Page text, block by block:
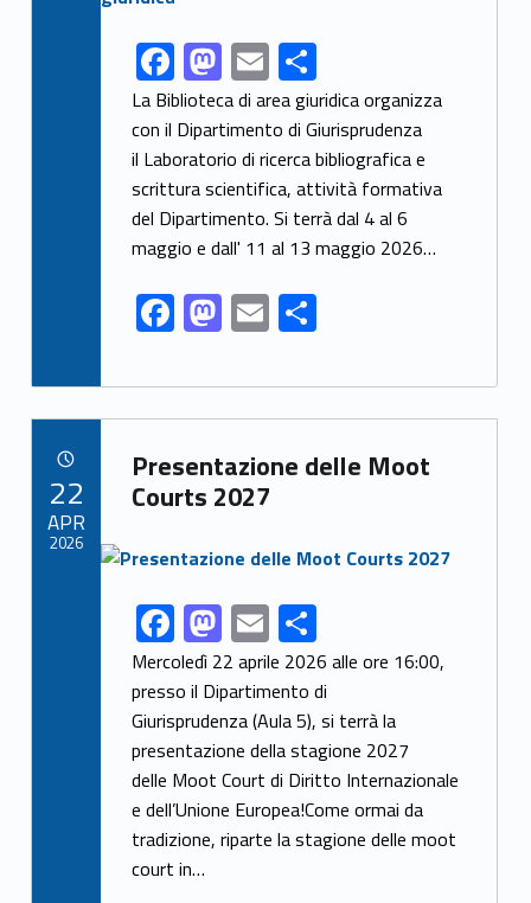
Link identifier share facebook archive #share-link-archive-31352F
ac
e
b
o
o
k
M
as
to
d
o
n
E
m
ai
l
S
h
ar
e
La Biblioteca di area giuridica organizza
con il Dipartimento di Giurisprudenza
il Laboratorio di ricerca bibliografica e
scrittura scientifica, attività formativa
del Dipartimento. Si terrà dal 4 al 6
maggio e dall' 11 al 13 maggio 2026…
F
ac
e
b
o
o
k
M
as
to
d
o
n
E
m
ai
l
S
ar
e
Link identifier archive #link-archive-42921
Presentazione delle Moot
Courts 2027
Link identifier archive #link-archive-thumb-soap-36047
Link identifier share facebook archive #share-link-archive-29141F
ac
e
b
o
o
k
M
as
to
d
o
n
E
m
ai
l
S
h
ar
e
Mercoledì 22 aprile 2026 alle ore 16:00,
presso il Dipartimento di
Giurisprudenza (Aula 5), si terrà la
presentazione della stagione 2027
delle Moot Court di Diritto Internazionale
e dell’Unione Europea!Come ormai da
tradizione, riparte la stagione delle moot
court in…
22
APR
2026